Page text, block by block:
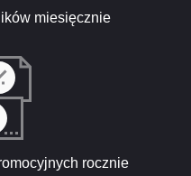
miesięcznie
rocznie